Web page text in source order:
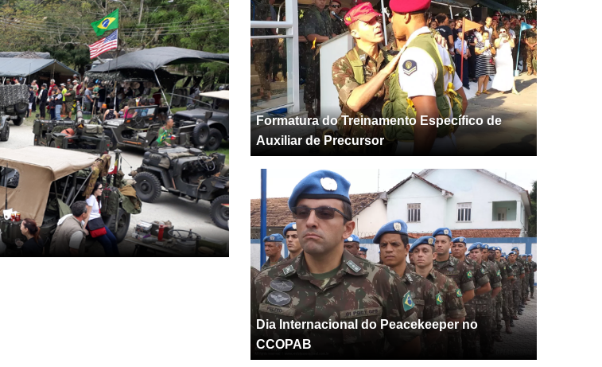
Formatura do Treinamento Específico de
Auxiliar de Precursor
Dia Internacional do Peacekeeper no
CCOPAB